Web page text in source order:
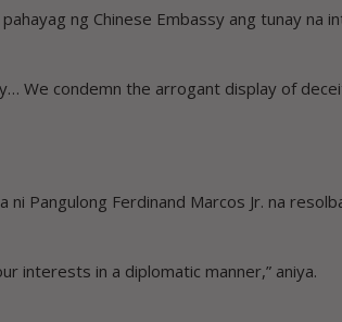
ng Chinese Embassy ang tunay na
We condemn the arrogant display of
Pangulong Ferdinand Marcos Jr. na
interests in a diplomatic manner,” aniya.